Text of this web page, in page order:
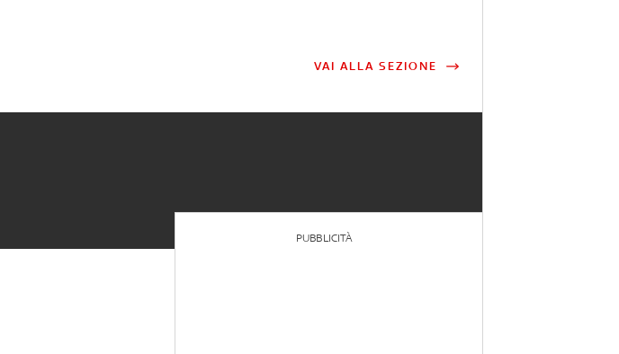
VAI ALLA SEZIONE
PUBBLICITÀ